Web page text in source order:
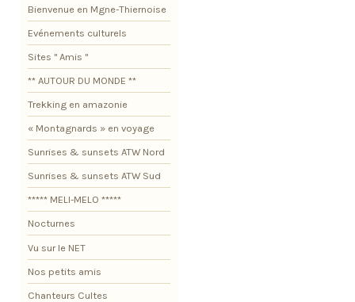
Bienvenue en Mgne-Thiernoise
Evénements culturels
Sites " Amis "
** AUTOUR DU MONDE **
Trekking en amazonie
« Montagnards » en voyage
Sunrises & sunsets ATW Nord
Sunrises & sunsets ATW Sud
***** MELI-MELO *****
Nocturnes
Vu sur le NET
Nos petits amis
Chanteurs Cultes